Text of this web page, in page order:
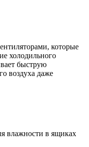
которые
холодильного
быструю
воздуха даже
влажности в ящиках